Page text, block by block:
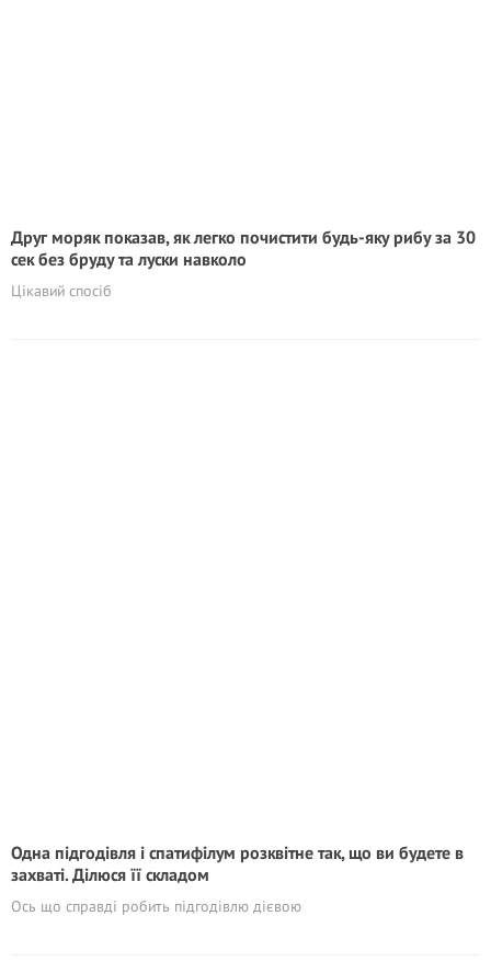
Друг моряк показав, як легко почистити будь-яку рибу за 30
сек без бруду та луски навколо
Цікавий спосіб
Одна підгодівля і спатифілум розквітне так, що ви будете в
захваті. Ділюся її складом
Ось що справді робить підгодівлю дієвою